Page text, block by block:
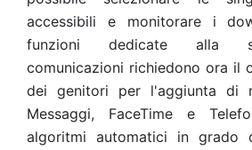
accessibili e monitorare i
funzioni dedicate alla
comunicazioni richiedono ora il
dei genitori per l'aggiunta di
Messaggi, FaceTime e
algoritmi automatici in grado